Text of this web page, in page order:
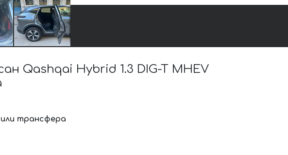
Qashqai Hybrid 1.3 DIG-T MHEV
трансфера